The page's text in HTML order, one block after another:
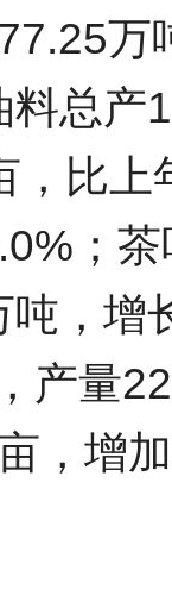
总产
，比
；
，增
产量
，增